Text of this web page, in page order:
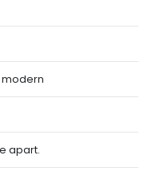
modern
apart.